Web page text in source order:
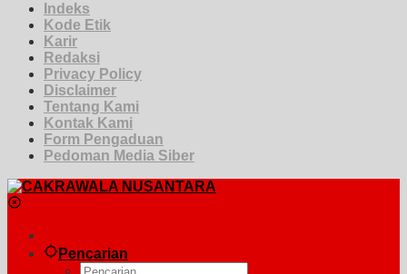
Indeks
Kode Etik
Karir
Redaksi
Privacy Policy
Disclaimer
Tentang Kami
Kontak Kami
Form Pengaduan
Pedoman Media Siber
Pencarian